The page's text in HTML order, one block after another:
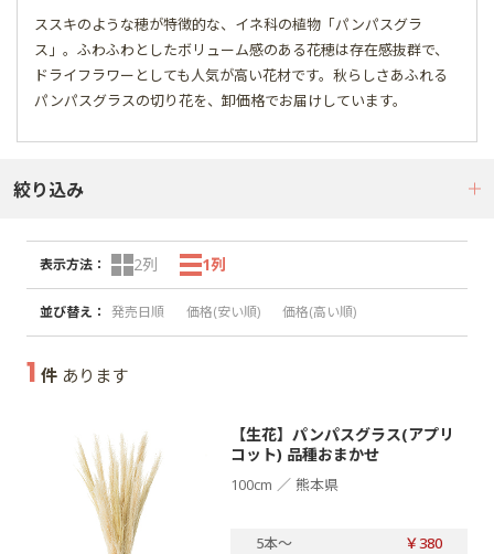
ススキのような穂が特徴的な、イネ科の植物「パンパスグラ
ス」。ふわふわとしたボリューム感のある花穂は存在感抜群で、
ドライフラワーとしても人気が高い花材です。秋らしさあふれる
パンパスグラスの切り花を、卸価格でお届けしています。
絞り込み
表示方法： 2列 1列
並び替え ： 発売日順 価格(安い順) 価格(高い順)
1 件 あります
【生花】パンパスグラス(アプリ
コット) 品種おまかせ
100cm ／ 熊本県
5本～
￥380